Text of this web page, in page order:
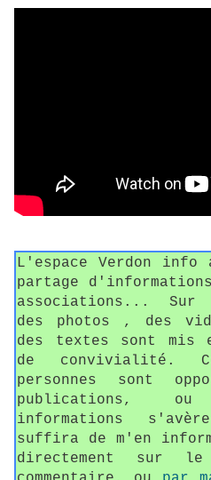
L'espace Verdon
partage
associations...
des photos , des
des textes sont mis
de convivialité.
personnes sont
publications,
informations
suffira de m'en
directement sur